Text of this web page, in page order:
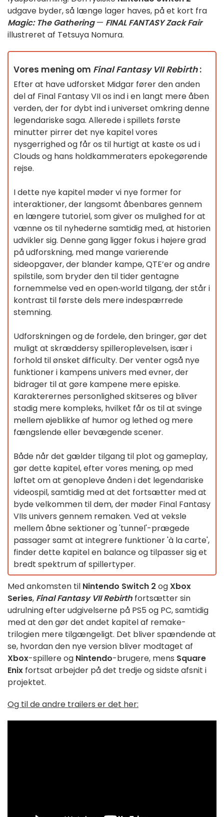
udgave byder, så længe lager haves, på et kort fra
Magic: The Gathering— FINAL FANTASY Zack Fair
illustreret af Tetsuya Nomura.
Vores mening om Final Fantasy VII Rebirth:
Efter at have udforsket Midgar fører den anden
del af Final Fantasy VII os ind i en langt mere åben
verden, der for dybt ind i universet omkring denne
legendariske saga. Allerede i spillets første
minutter pirrer det nye kapitel vores
nysgerrighed og får os til hurtigt at kaste os ud i
Clouds og hans holdkammeraters epokegørende
rejse.
I dette nye kapitel møder vi nye former for
interaktioner, der langsomt åbenbares gennem
en længere tutoriel, som giver os mulighed for at
vænne os til nyhederne samtidig med, at historien
udvikler sig. Denne gang ligger fokus i højere grad
på udforskning, med mange varierende
sideopgaver, der blander kampe, QTE’er og andre
spilstile, som bryder den til tider gentagne
fornemmelse ved en open‑world tilgang, der står i
kontrast til første dels mere indespærrede
stemning.
Udforskningen og de fordele, den bringer, gør det
muligt at skræddersy spilleroplevelsen, især i
forhold til ønsket difficulty. Der venter også nye
funktioner i kampens univers med evner, der
bidrager til at gøre kampene mere episke.
Karakterernes personlighed skitseres og bliver
stadig mere kompleks, hvilket får os til at svinge
mellem øjeblikke af humor og lethed og mere
fængslende eller bevægende scener.
Både når det gælder tilgang til plot og gameplay,
gør dette kapitel, efter vores mening, op med
løftet om at genopleve ånden i det legendariske
videospil, samtidig med at det fortsætter med at
byde velkommen til dem, der møder Final Fantasy
VIIs univers gennem remaken. Ved at veksle
mellem åbne sektioner og 'tunnel'-prægede
passager samt at integrere funktioner 'à la carte',
finder dette kapitel en balance og tilpasser sig et
bredt spektrum af spillertyper.
Med ankomsten til Nintendo Switch 2 ogXbox
Series, Final Fantasy VII Rebirth fortsætter sin
udrulning efter udgivelserne på PS5 og PC, samtidig
med at den gør det andet kapitel af remake-
trilogien mere tilgængeligt. Det bliver spændende at
se, hvordan den nye version bliver modtaget af
Xbox-spillere og Nintendo-brugere, mens Square
Enix fortsat arbejder på det tredje og sidste afsnit i
projektet.
Og til de andre trailers er det her: